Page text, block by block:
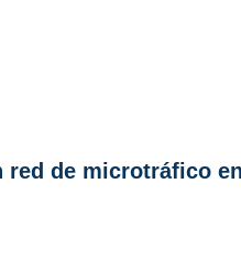
red de microtráfico